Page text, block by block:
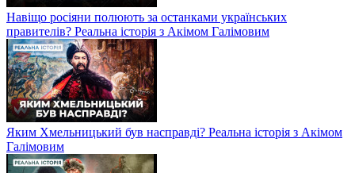
Навіщо росіяни полюють за останками українських
правителів? Реальна історія з Акімом Галімовим
Яким Хмельницький був насправді? Реальна історія з Акімом
Галімовим